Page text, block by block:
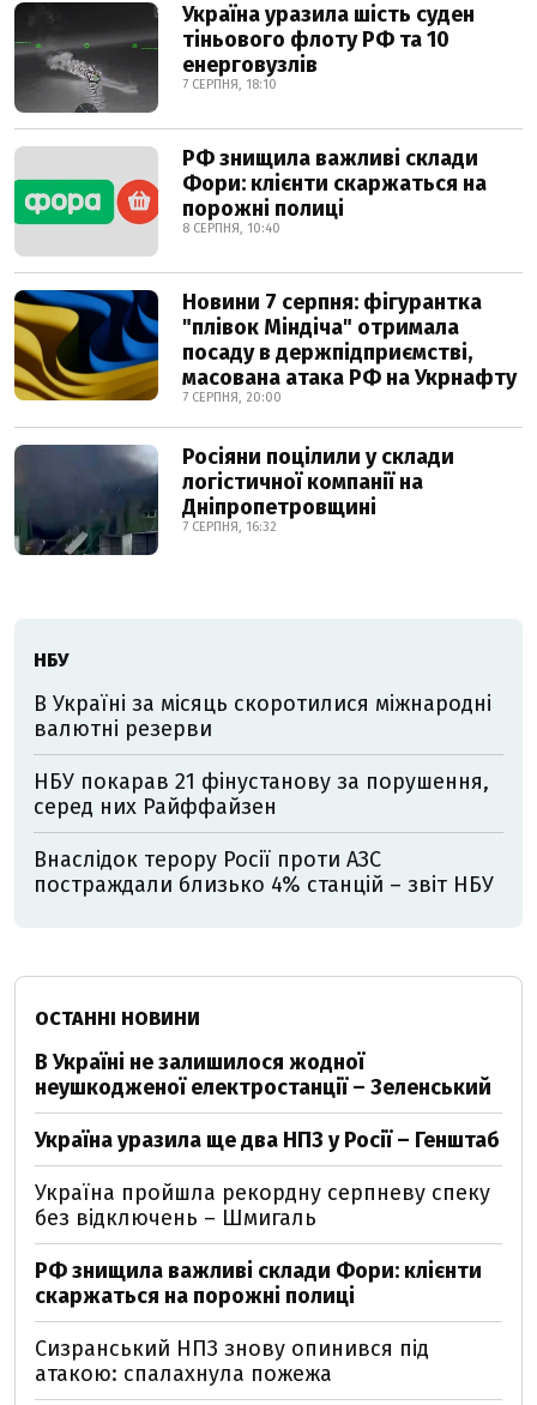
Україна уразила шість суден
тіньового флоту РФ та 10
енерговузлів
7 СЕРПНЯ, 18:10
РФ знищила важливі склади
Фори: клієнти скаржаться на
порожні полиці
8 СЕРПНЯ, 10:40
Новини 7 серпня: фігурантка
"плівок Міндіча" отримала
посаду в держпідприємстві,
масована атака РФ на Укрнафту
7 СЕРПНЯ, 20:00
Росіяни поцілили у склади
логістичної компанії на
Дніпропетровщині
7 СЕРПНЯ, 16:32
НБУ
В Україні за місяць скоротилися міжнародні
валютні резерви
НБУ покарав 21 фінустанову за порушення,
серед них Райффайзен
Внаслідок терору Росії проти АЗС
постраждали близько 4% станцій – звіт НБУ
ОСТАННІ НОВИНИ
В Україні не залишилося жодної
неушкодженої електростанції – Зеленський
Україна уразила ще два НПЗ у Росії – Генштаб
Україна пройшла рекордну серпневу спеку
без відключень – Шмигаль
РФ знищила важливі склади Фори: клієнти
скаржаться на порожні полиці
Сизранський НПЗ знову опинився під
атакою: спалахнула пожежа